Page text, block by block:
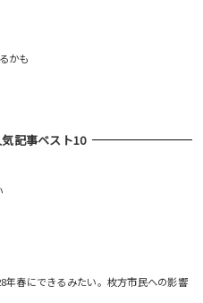
かも
記事ベスト10
年春にできるみたい。枚方市民への影響